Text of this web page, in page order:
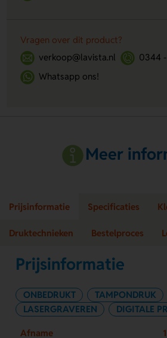
Vragen over dit product?
verkoop@lavista.nl
0344
Whatsapp ons!
Meer
Prijsinformatie Specificaties
Druktechnieken Bestelproces
Prijsinformatie
ONBEDRUKT TAMPONDRUK
LASERGRAVEREN
DIGITALE
Afname